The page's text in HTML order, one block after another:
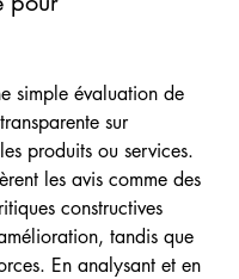
sur
produits ou services.
les avis comme des
constructives
tandis que
En analysant et en